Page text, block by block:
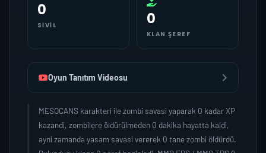
0
SIVIL 0
KLAN ŞEREF
Oyun Tanıtım Videosu
MESOCANS karakteri ile zombi savasi yaparak 0 kadar XP
kazandi, zombilere öldürülmeden 0 dakika hayatta kaldi,
ayni zamanda yasam savasi vererek 0 tane zombi öldürdü.